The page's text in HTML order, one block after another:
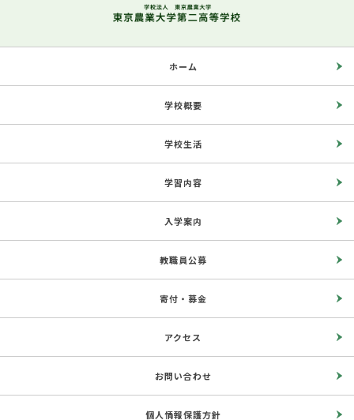
ホーム
学校概要
学校生活
学習内容
入学案内
教職員公募
寄付・募金
アクセス
お問い合わせ
個人情報保護方針